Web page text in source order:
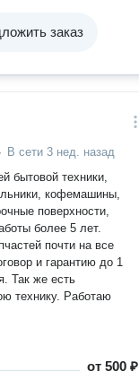
заказ
· В сети 3 нед. назад
бытовой техники,
кофемашины,
поверхности,
более 5 лет.
почти на все
и гарантию до 1
Так же есть
технику. Работаю
от500 ₽